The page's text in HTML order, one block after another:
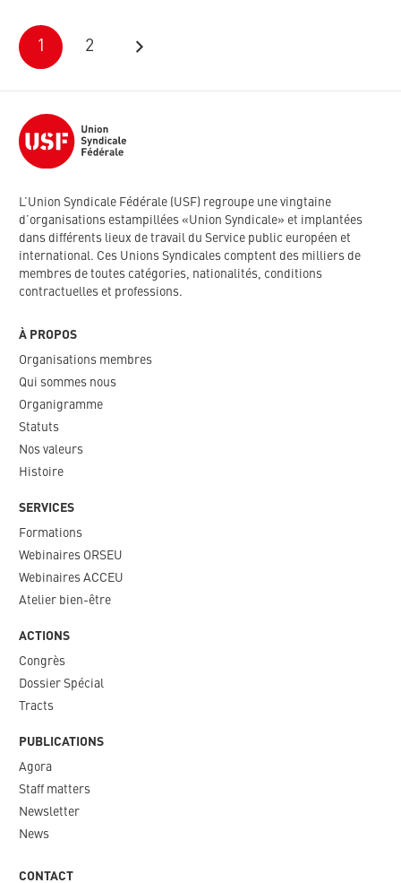
1 2
L’Union Syndicale Fédérale (USF) regroupe une vingtaine
d’organisations estampillées «Union Syndicale» et implantées
dans différents lieux de travail du Service public européen et
international. Ces Unions Syndicales comptent des milliers de
membres de toutes catégories, nationalités, conditions
contractuelles et professions.
À PROPOS
Organisations membres
Qui sommes nous
Organigramme​
Statuts
Nos valeurs​
Histoire
SERVICES
Formations
Webinaires ORSEU​
Webinaires ACCEU
Atelier bien-être
ACTIONS
Congrès
Dossier Spécial
Tracts
PUBLICATIONS
Agora
Staff matters
Newsletter​
News
CONTACT